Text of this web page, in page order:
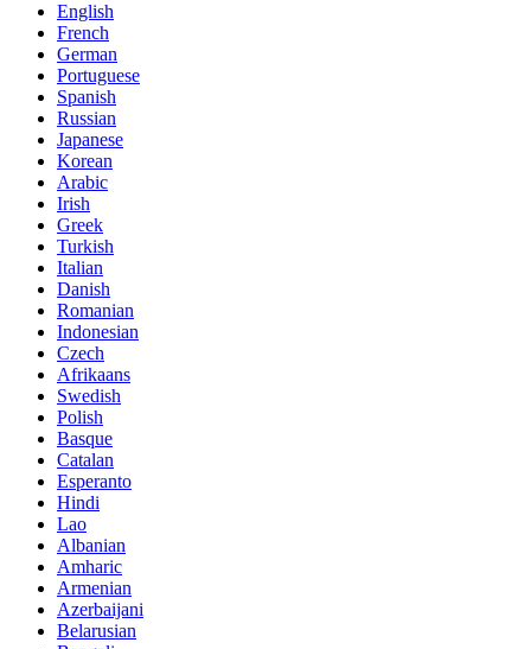
English
French
German
Portuguese
Spanish
Russian
Japanese
Korean
Arabic
Irish
Greek
Turkish
Italian
Danish
Romanian
Indonesian
Czech
Afrikaans
Swedish
Polish
Basque
Catalan
Esperanto
Hindi
Lao
Albanian
Amharic
Armenian
Azerbaijani
Belarusian